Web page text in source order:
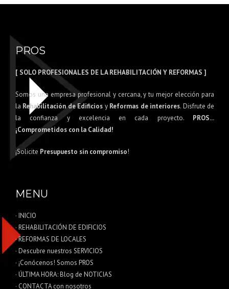
PROS
[ SOLO PROFESIONALES DE LA REHABILITACIÓN Y REFORMAS ]
Somos una empresa profesional y cercana, y tu mejor elección para
la Rehabilitación de Edificios y Reformas de interiores. Disfrute de
la confianza y excelencia en cada proyecto. PROS...
¡Comprometidos con la Calidad!
¡Solicite Presupuesto sin compromiso!
MENU
· INICIO
· REHABILITACIÓN DE EDIFICIOS
· REFORMAS DE LOCALES
· Descubre nuestros SERVICIOS
· ¡Conócenos! Somos PROS
· ÚLTIMA HORA: Blog de NOTICIAS
· CONTACTA con nosotros